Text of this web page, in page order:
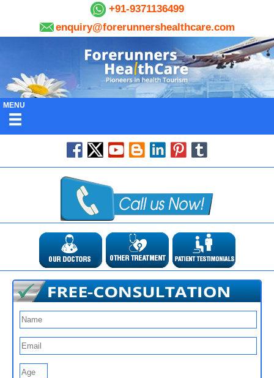
+91-9371136499
enquiry@forerunnershealthcare.com
MENU